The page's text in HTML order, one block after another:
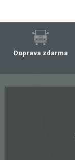
Doprava zdarma